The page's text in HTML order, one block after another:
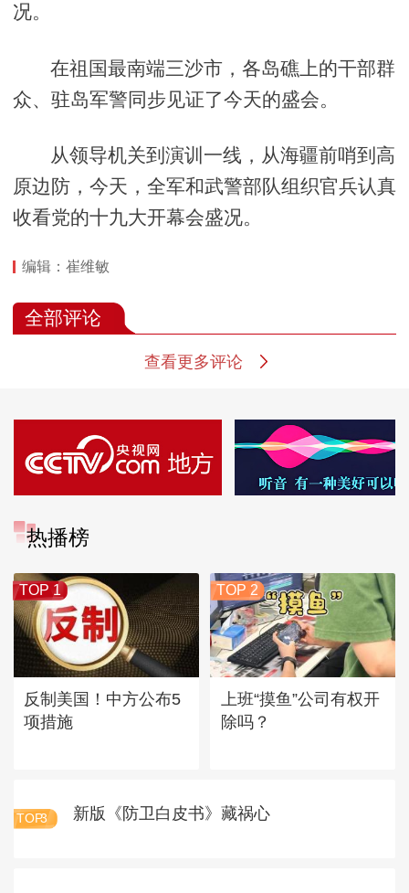
况。
在祖国最南端三沙市，各岛礁上的干部群
众、驻岛军警同步见证了今天的盛会。
从领导机关到演训一线，从海疆前哨到高
原边防，今天，全军和武警部队组织官兵认真
收看党的十九大开幕会盛况。
编辑：崔维敏
全部评论
查看更多评论
热播榜
TOP 1
反制美国！中方公布5
项措施
TOP 2
上班“摸鱼”公司有权开
除吗？
TOP3 新版《防卫白皮书》藏祸心